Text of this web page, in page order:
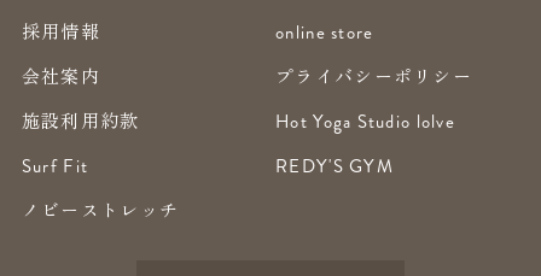
採用情報
online store
会社案内
プライバシーポリシー
施設利用約款
Hot Yoga Studio lolve
Surf Fit
REDY'S GYM
ノビーストレッチ